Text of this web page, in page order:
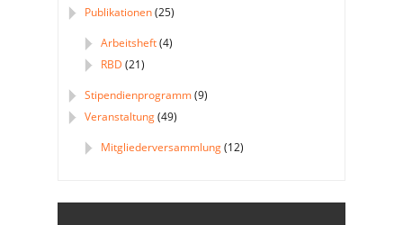
Publikationen(25)
Arbeitsheft(4)
RBD (21)
Stipendienprogramm(9)
Veranstaltung(49)
Mitgliederversammlung(12)